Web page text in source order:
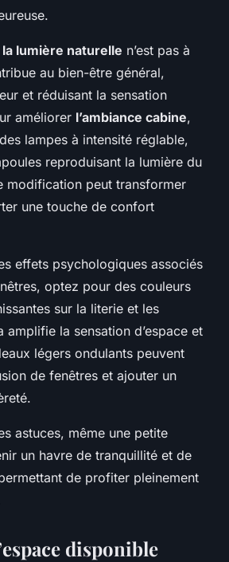
la lumière naturelle n’est pas à
au bien-être général,
et réduisant la sensation
améliorer l’ambiance cabine,
lampes à intensité réglable,
reproduisant la lumière du
modification peut transformer
une touche de confort
effets psychologiques associés
optez pour des couleurs
sur la literie et les
amplifie la sensation d’espace et
légers ondulants peuvent
de fenêtres et ajouter un
astuces, même une petite
un havre de tranquillité et de
de profiter pleinement
disponible